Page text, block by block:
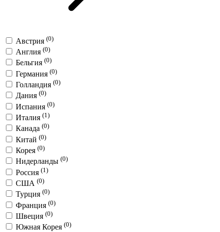
Австрия (0)
Англия (0)
Бельгия (0)
Германия (0)
Голландия (0)
Дания (0)
Испания (0)
Италия (1)
Канада (0)
Китай (0)
Корея (0)
Нидерланды (0)
Россия (1)
США (0)
Турция (0)
Франция (0)
Швеция (0)
Южная Корея (0)